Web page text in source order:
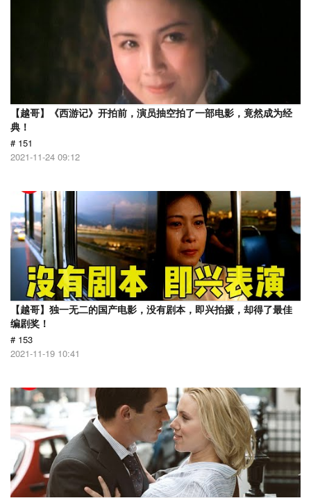
【越哥】《西游记》开拍前，演员抽空拍了一部电影，竟然成为经
典！
# 151
2021-11-24 09:12
【越哥】独一无二的国产电影，没有剧本，即兴拍摄，却得了最佳
编剧奖！
# 153
2021-11-19 10:41